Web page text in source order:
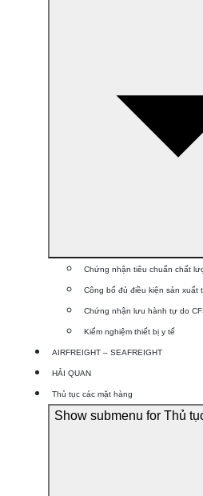
Chứng nhận tiêu chuẩn chất
Công bố đủ điều kiện sản xuất
Chứng nhận lưu hành tự do
Kiểm nghiệm thiết bị y tế
AIRFREIGHT – SEAFREIGHT
HẢI QUAN
Thủ tục các mặt hàng
Show submenu for Thủ